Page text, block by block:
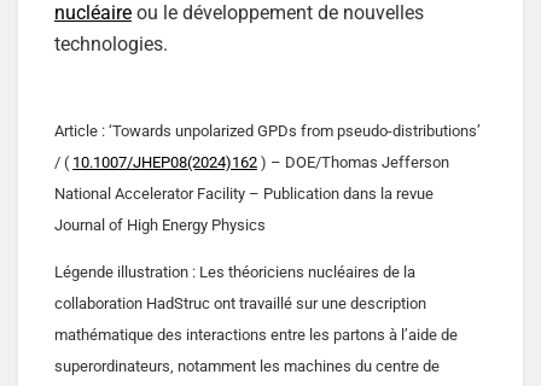
nucléaire ou le développement de nouvelles
technologies.
Article : ‘Towards unpolarized GPDs from pseudo-distributions’
/ ( 10.1007/JHEP08(2024)162 ) – DOE/Thomas Jefferson
National Accelerator Facility – Publication dans la revue
Journal of High Energy Physics
Légende illustration : Les théoriciens nucléaires de la
collaboration HadStruc ont travaillé sur une description
mathématique des interactions entre les partons à l’aide de
superordinateurs, notamment les machines du centre de